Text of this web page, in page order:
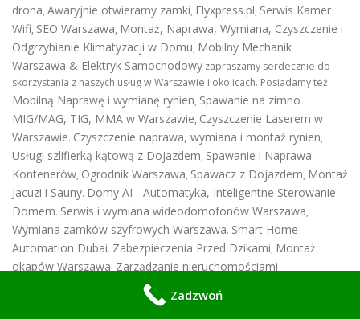
drona, Awaryjnie otwieramy zamki, Flyxpress.pl, Serwis Kamer
Wifi, SEO Warszawa, Montaż, Naprawa, Wymiana, Czyszczenie i
Odgrzybianie Klimatyzacji w Domu, Mobilny Mechanik
Warszawa & Elektryk Samochodowy zapraszamy serdecznie do
skorzystania z naszych usług w Warszawie i okolicach. Posiadamy też
Mobilną Naprawę i wymianę rynien, Spawanie na zimno
MIG/MAG, TIG, MMA w Warszawie, Czyszczenie Laserem w
Warszawie. Czyszczenie naprawa, wymiana i montaż rynien,
Usługi szlifierką kątową z Dojazdem, Spawanie i Naprawa
Kontenerów, Ogrodnik Warszawa, Spawacz z Dojazdem, Montaż
Jacuzi i Sauny. Domy AI - Automatyka, Inteligentne Sterowanie
Domem. Serwis i wymiana wideodomofonów Warszawa,
Wymiana zamków szyfrowych Warszawa. Smart Home
Automation Dubai. Zabezpieczenia Przed Dzikami, Montaż
okapów Warszawa. Zarządzanie nieruchomościami
Zabezpieczenia Przed Ptakami
Odgrzybianie Klimatyzacji,Montaż i Wymiana kratek
Zadzwoń